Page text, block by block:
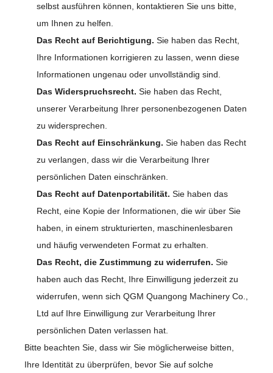
selbst ausführen können, kontaktieren Sie uns bitte,
um Ihnen zu helfen.
Das Recht auf Berichtigung. Sie haben das Recht,
Ihre Informationen korrigieren zu lassen, wenn diese
Informationen ungenau oder unvollständig sind.
Das Widerspruchsrecht. Sie haben das Recht,
unserer Verarbeitung Ihrer personenbezogenen Daten
zu widersprechen.
Das Recht auf Einschränkung. Sie haben das Recht
zu verlangen, dass wir die Verarbeitung Ihrer
persönlichen Daten einschränken.
Das Recht auf Datenportabilität. Sie haben das
Recht, eine Kopie der Informationen, die wir über Sie
haben, in einem strukturierten, maschinenlesbaren
und häufig verwendeten Format zu erhalten.
Das Recht, die Zustimmung zu widerrufen. Sie
haben auch das Recht, Ihre Einwilligung jederzeit zu
widerrufen, wenn sich QGM Quangong Machinery Co.,
Ltd auf Ihre Einwilligung zur Verarbeitung Ihrer
persönlichen Daten verlassen hat.
Bitte beachten Sie, dass wir Sie möglicherweise bitten,
Ihre Identität zu überprüfen, bevor Sie auf solche